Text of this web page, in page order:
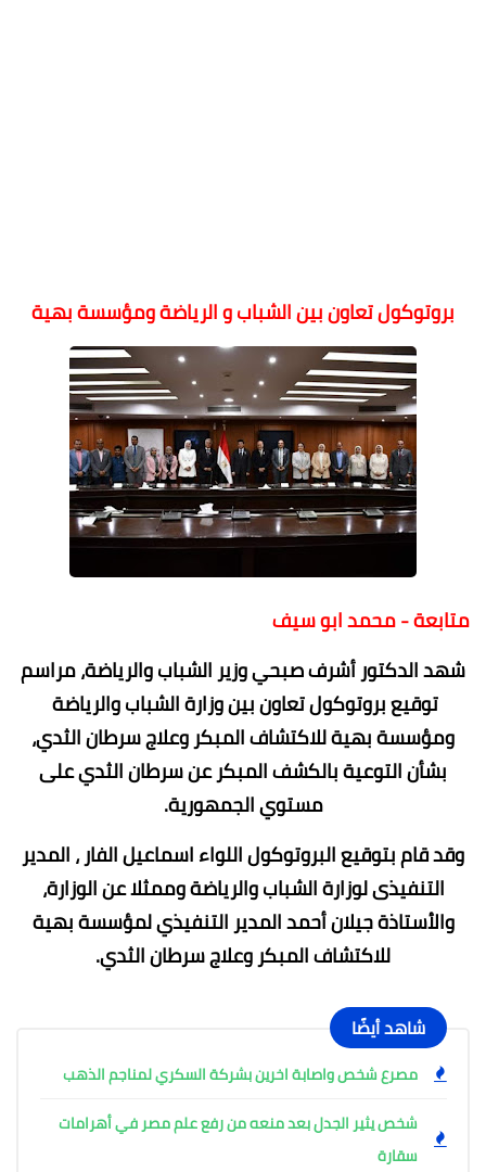
بروتوكول تعاون بين الشباب و الرياضة ومؤسسة بهية
متابعة - محمد ابو سيف
شهد الدكتور أشرف صبحي وزير الشباب والرياضة، مراسم
توقيع بروتوكول تعاون بين وزارة الشباب والرياضة
ومؤسسة بهية للاكتشاف المبكر وعلاج سرطان الثدي،
بشأن التوعية بالكشف المبكر عن سرطان الثدي على
مستوي الجمهورية.
وقد قام بتوقيع البروتوكول اللواء اسماعيل الفار ، المدير
التنفيذى لوزارة الشباب والرياضة وممثلا عن الوزارة،
والأستاذة جيلان أحمد المدير التنفيذي لمؤسسة بهية
للاكتشاف المبكر وعلاج سرطان الثدي.
شاهد أيضًا
مصرع شخص واصابة اخرين بشركة السكري لمناجم الذهب
شخص يثير الجدل بعد منعه من رفع علم مصر في أهرامات
سقارة